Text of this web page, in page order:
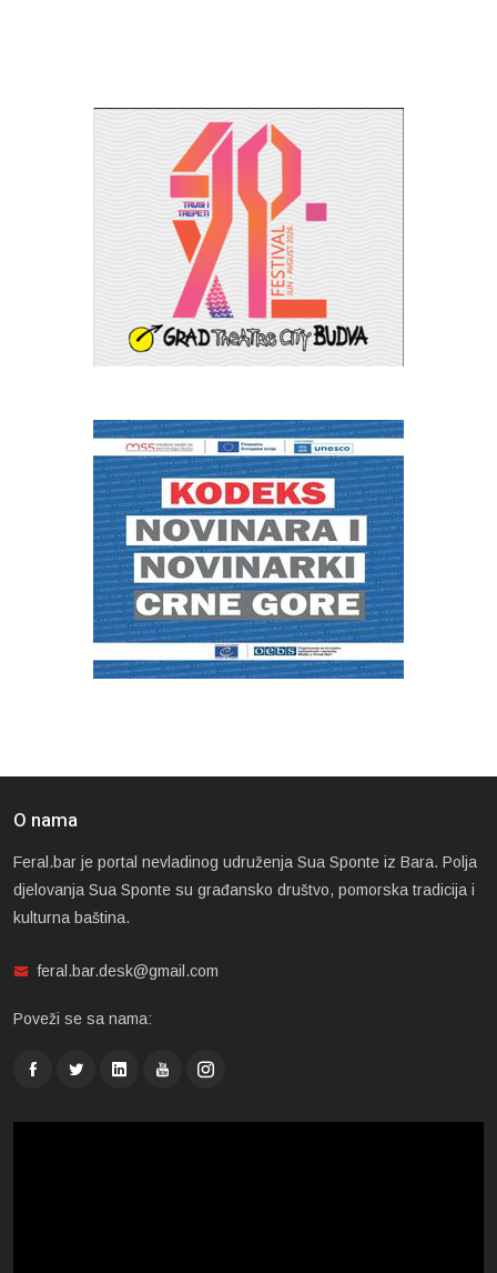
O nama
Feral.bar je portal nevladinog udruženja Sua Sponte iz Bara. Polja
djelovanja Sua Sponte su građansko društvo, pomorska tradicija i
kulturna baština.
feral.bar.desk@gmail.com
Poveži se sa nama: